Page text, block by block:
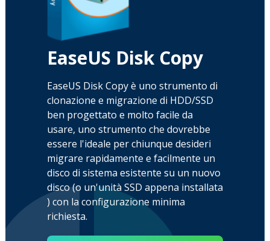
EaseUS Disk Copy
EaseUS Disk Copy è uno strumento di
clonazione e migrazione di HDD/SSD
ben progettato e molto facile da
usare, uno strumento che dovrebbe
essere l'ideale per chiunque desideri
migrare rapidamente e facilmente un
disco di sistema esistente su un nuovo
disco (o un'unità SSD appena installata
) con la configurazione minima
richiesta.